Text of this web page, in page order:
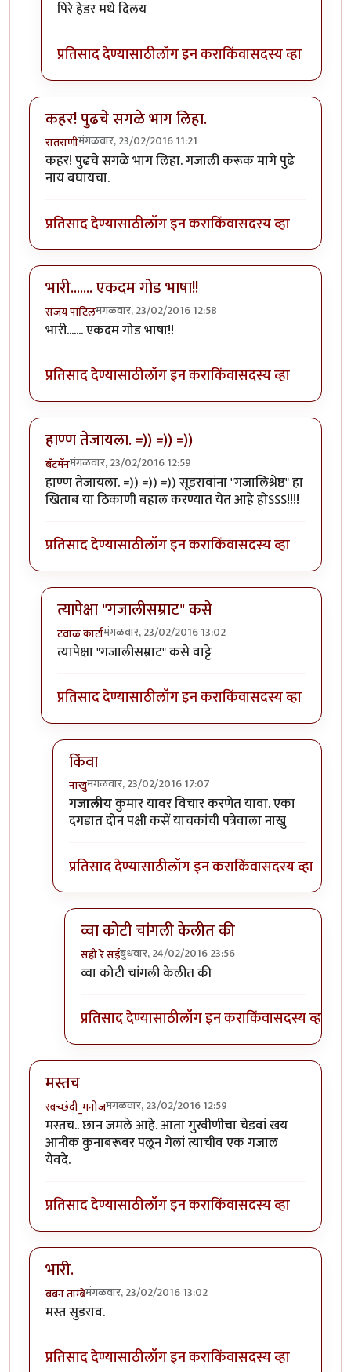
In reply toमस्तच लिहीलय!!
पिरे हेडर मधे दिलय
प्रतिसाद देण्यासाठीलॉग इन कराकिंवासदस्य व्हा
कहर! पुढचे सगळे भाग लिहा.
रातराणीमंगळवार, 23/02/2016 11:21
कहर! पुढचे सगळे भाग लिहा. गजाली करूक मागे पुढे
नाय बघायचा.
प्रतिसाद देण्यासाठीलॉग इन कराकिंवासदस्य व्हा
भारी....... एकदम गोड भाषा!!
संजय पाटिलमंगळवार, 23/02/2016 12:58
भारी....... एकदम गोड भाषा!!
प्रतिसाद देण्यासाठीलॉग इन कराकिंवासदस्य व्हा
हाण्ण तेजायला. =)) =)) =))
बॅटमॅनमंगळवार, 23/02/2016 12:59
हाण्ण तेजायला. =)) =)) =)) सूडरावांना "गजालिश्रेष्ठ" हा
खिताब या ठिकाणी बहाल करण्यात येत आहे होऽऽऽ!!!!
प्रतिसाद देण्यासाठीलॉग इन कराकिंवासदस्य व्हा
त्यापेक्षा "गजालीसम्राट" कसे
टवाळ कार्टामंगळवार, 23/02/2016 13:02
In reply toहाण्ण तेजायला. =)) =)) =))
त्यापेक्षा "गजालीसम्राट" कसे वाट्टे
प्रतिसाद देण्यासाठीलॉग इन कराकिंवासदस्य व्हा
किंवा
नाखुमंगळवार, 23/02/2016 17:07
In reply toत्यापेक्षा "गजालीसम्राट" कसेbyटवाळ कार्टा
गजालीयकुमार यावर विचार करणेत यावा. एका
दगडात दोन पक्षी कसें याचकांची पत्रेवाला नाखु
प्रतिसाद देण्यासाठीलॉग इन कराकिंवासदस्य व्हा
व्वा कोटी चांगली केलीत की
सही रे सईबुधवार, 24/02/2016 23:56
In reply toकिंवाbyनाखु
व्वा कोटी चांगली केलीत की
प्रतिसाद देण्यासाठीलॉग इन कराकिंवासदस्य व्हा
मस्तच
स्वच्छंदी_मनोजमंगळवार, 23/02/2016 12:59
मस्तच.. छान जमले आहे. आता गुरवीणीचा चेडवां खय
आनीक कुनाबरूबर पलून गेलां त्याचीव एक गजाल
येवदे.
प्रतिसाद देण्यासाठीलॉग इन कराकिंवासदस्य व्हा
भारी.
बबन ताम्बेमंगळवार, 23/02/2016 13:02
मस्त सुडराव.
प्रतिसाद देण्यासाठीलॉग इन कराकिंवासदस्य व्हा